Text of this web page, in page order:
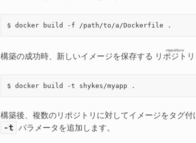
構築の成功時、新しいイメージを保存する リポジトリ
repository
構築後、複数のリポジトリに対してイメージをタグ付
-t パラメータを追加します。